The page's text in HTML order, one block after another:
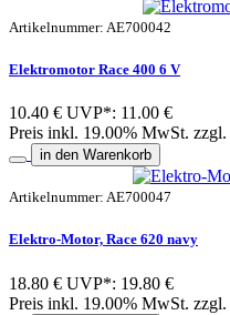
Artikelnummer: AE700042
Elektromotor Race 400 6 V
10.40 € UVP*: 11.00 €
Preis inkl. 19.00% MwSt. zzgl.
in den Warenkorb
Artikelnummer: AE700047
Elektro-Motor, Race 620 navy
18.80 € UVP*: 19.80 €
Preis inkl. 19.00% MwSt. zzgl.